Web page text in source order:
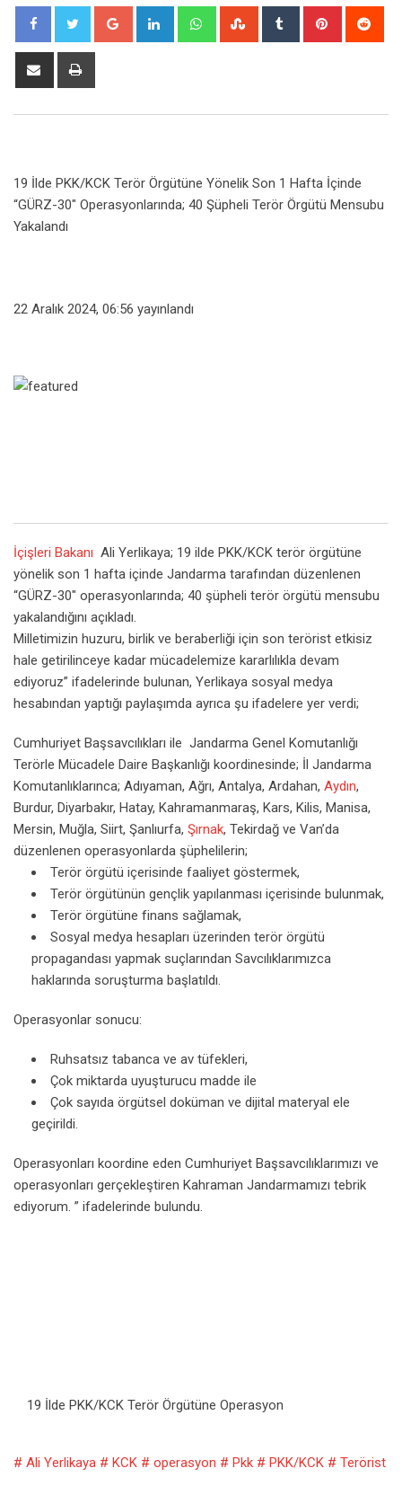
Google+ LinkedIn WhatsappStumbleUpon
Tumblr Pinterest
Share
19 İlde PKK/KCK Terör Örgütüne Yönelik Son 1 Hafta İçinde
“GÜRZ-30″ Operasyonlarında; 40 Şüpheli Terör Örgütü Mensubu
Yakalandı
22 Aralık 2024, 06:56 yayınlandı
İçişleri Bakanı Ali Yerlikaya; 19 ilde PKK/KCK terör örgütüne
yönelik son 1 hafta içinde Jandarma tarafından düzenlenen
“GÜRZ-30″ operasyonlarında; 40 şüpheli terör örgütü mensubu
yakalandığını açıkladı.
Milletimizin huzuru, birlik ve beraberliği için son terörist etkisiz
hale getirilinceye kadar mücadelemize kararlılıkla devam
ediyoruz” ifadelerinde bulunan, Yerlikaya sosyal medya
hesabından yaptığı paylaşımda ayrıca şu ifadelere yer verdi;
Cumhuriyet Başsavcılıkları ile Jandarma Genel Komutanlığı
Terörle Mücadele Daire Başkanlığı koordinesinde; İl Jandarma
Komutanlıklarınca; Adıyaman, Ağrı, Antalya, Ardahan, Aydın,
Burdur, Diyarbakır, Hatay, Kahramanmaraş, Kars, Kilis, Manisa,
Mersin, Muğla, Siirt, Şanlıurfa, Şırnak, Tekirdağ ve Van’da
düzenlenen operasyonlarda şüphelilerin;
Terör örgütü içerisinde faaliyet göstermek,
Terör örgütünün gençlik yapılanması içerisinde bulunmak,
Terör örgütüne finans sağlamak,
Sosyal medya hesapları üzerinden terör örgütü
propagandası yapmak suçlarından Savcılıklarımızca
haklarında soruşturma başlatıldı.
Operasyonlar sonucu:
Ruhsatsız tabanca ve av tüfekleri,
Çok miktarda uyuşturucu madde ile
Çok sayıda örgütsel doküman ve dijital materyal ele
geçirildi.
Operasyonları koordine eden Cumhuriyet Başsavcılıklarımızı ve
operasyonları gerçekleştiren Kahraman Jandarmamızı tebrik
ediyorum. ” ifadelerinde bulundu.
19 İlde PKK/KCK Terör Örgütüne Operasyon
# Ali Yerlikaya # KCK # operasyon # Pkk # PKK/KCK # Terörist